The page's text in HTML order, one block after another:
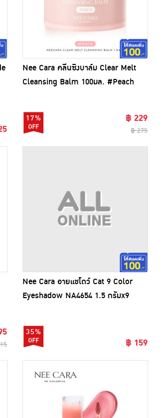
Nee Cara คลีนซิงบาล์ม Clear Melt
Cleansing Balm 100มล. #Peach
17% ฿ 229
฿ 275
Nee Cara อายแชโดว์ Cat 9 Color
Eyeshadow NA4654 1.5 กรัมx9
35%
฿ 159